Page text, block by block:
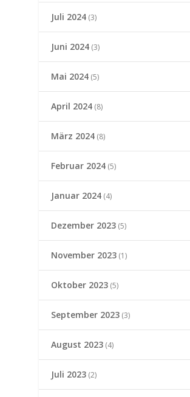
Juli 2024(3)
Juni 2024(3)
Mai 2024(5)
April 2024(8)
März 2024(8)
Februar 2024(5)
Januar 2024(4)
Dezember 2023(5)
November 2023(1)
Oktober 2023(5)
September 2023(3)
August 2023(4)
Juli 2023(2)